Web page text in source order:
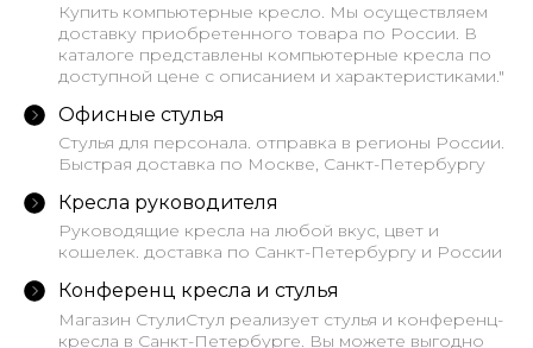
Купить компьютерные кресло. Мы осуществляем
доставку приобретенного товара по России. В
каталоге представлены компьютерные кресла по
доступной цене с описанием и характеристиками."
Офисные стулья
Стулья для персонала. отправка в регионы России.
Быстрая доставка по Москве, Санкт-Петербургу
Кресла руководителя
Руководящие кресла на любой вкус, цвет и
кошелек. доставка по Санкт-Петербургу и России
Конференц кресла и стулья
Магазин СтулиСтул реализует стулья и конференц-
кресла в Санкт-Петербурге. Вы можете выгодно